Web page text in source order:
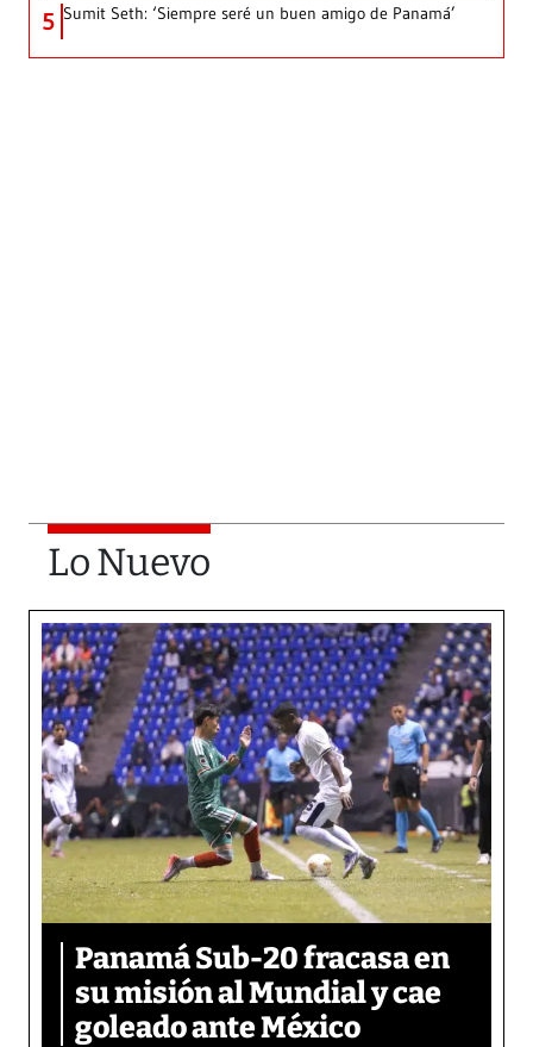
5 Sumit Seth: ‘Siempre seré un buen amigo de Panamá’
Lo Nuevo
Panamá Sub-20 fracasa en
su misión al Mundial y cae
goleado ante México